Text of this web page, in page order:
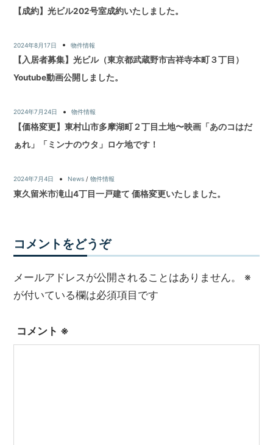
【成約】光ビル202号室成約いたしました。
2024年8月17日 物件情報
【入居者募集】光ビル（東京都武蔵野市吉祥寺本町３丁目）
Youtube動画公開しました。
2024年7月24日 物件情報
【価格変更】東村山市多摩湖町２丁目土地〜映画「あのコはだ
ぁれ」「ミンナのウタ」ロケ地です！
2024年7月4日 News/ 物件情報
東久留米市滝山4丁目一戸建て 価格変更いたしました。
コメントをどうぞ
メールアドレスが公開されることはありません。
※
が付いている欄は必須項目です
コメント ※